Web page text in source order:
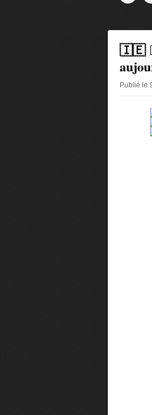
🇮🇪
Publié le